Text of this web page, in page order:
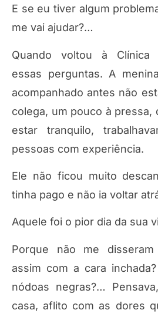
E se eu tiver algum
me vai ajudar?…
Quando voltou à Clínica
essas perguntas. A
acompanhado antes não
colega, um pouco à pressa,
estar tranquilo,
pessoas com experiência.
Ele não ficou muito
tinha pago e não ia voltar
Aquele foi o pior dia da sua
Porque não me
assim com a cara
nódoas negras?…
casa, aflito com as dores